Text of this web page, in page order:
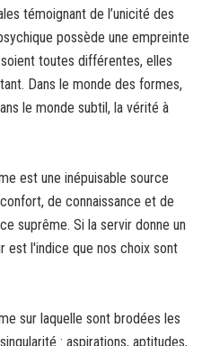
témoignant de l’unicité des
possède une empreinte
toutes différentes, elles
Dans le monde des formes,
le monde subtil, la vérité à
est une inépuisable source
de connaissance et de
suprême. Si la servir donne un
est l'indice que nos choix sont
sur laquelle sont brodées les
: aspirations, aptitudes,